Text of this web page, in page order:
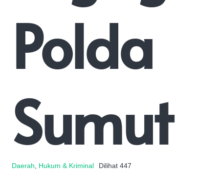
Polda
Sumut
Daerah Hukum & Kriminal Dilihat 447